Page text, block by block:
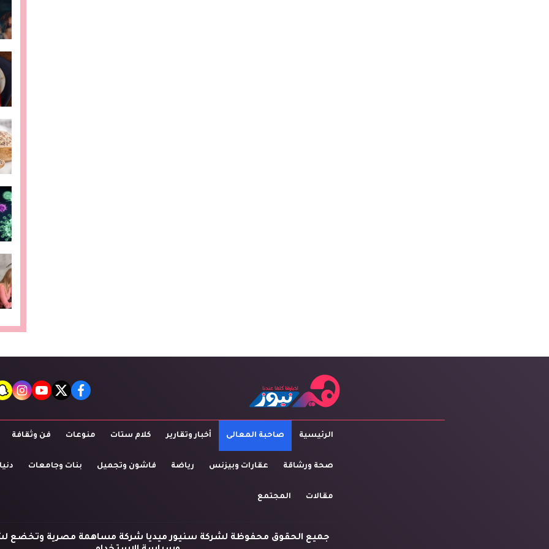
facebook
twitter
youtube
الرئيسية صاحبة المعالى أخبار وتقارير كلام ستات منوعات فن وثقافة
صحة ورشاقة عقارات وبيزنس رياضة فاشون وتجميل بنات وجامعات
مقالات المجتمع
جميع الحقوق محفوظة لشركة سنيور ميديا شركة مساهمة مصرية وتخضع